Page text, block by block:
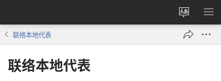
更
改
网
显
联络本地代表
联络本地代表